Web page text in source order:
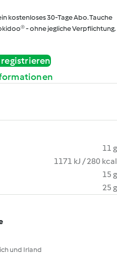
kostenloses 30-Tage Abo. Tauche
- ohne jegliche Verpflichtung.
11 g
1171 kJ / 280 kcal
15 g
25 g
und Irland